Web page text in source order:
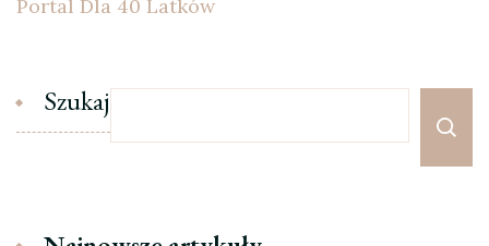
Portal Dla 40 Latków
Szukaj